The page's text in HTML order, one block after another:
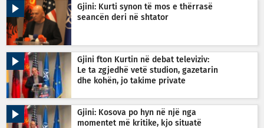
Gjini: Kurti synon të mos e thërrasë
seancën deri në shtator
Gjini fton Kurtin në debat televiziv:
Le ta zgjedhë vetë studion, gazetarin
dhe kohën, jo takime private
Gjini: Kosova po hyn në një nga
momentet më kritike, kjo situatë